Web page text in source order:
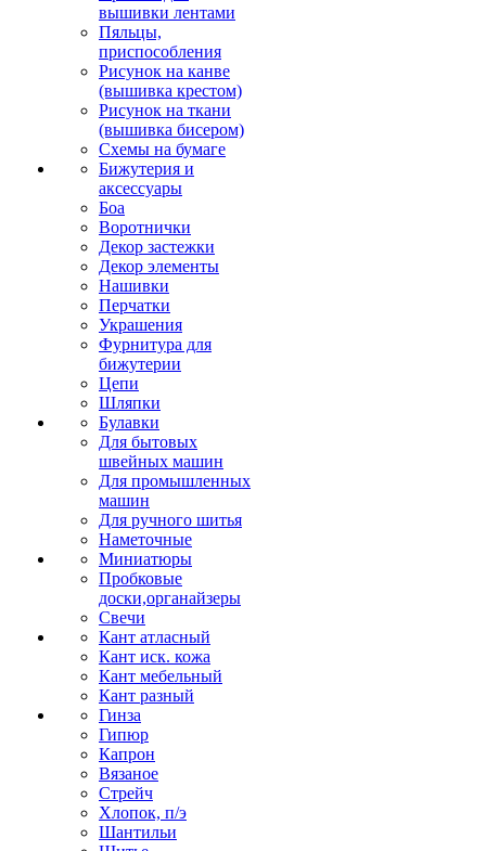
вышивки лентами
Пяльцы,
приспособления
Рисунок на канве
(вышивка крестом)
Рисунок на ткани
(вышивка бисером)
Схемы на бумаге
Бижутерия и
аксессуары
Боа
Воротнички
Декор застежки
Декор элементы
Нашивки
Перчатки
Украшения
Фурнитура для
бижутерии
Цепи
Шляпки
Булавки
Для бытовых
швейных машин
Для промышленных
машин
Для ручного шитья
Наметочные
Миниатюры
Пробковые
доски,органайзеры
Свечи
Кант атласный
Кант иск. кожа
Кант мебельный
Кант разный
Гинза
Гипюр
Капрон
Вязаное
Стрейч
Хлопок, п/э
Шантильи